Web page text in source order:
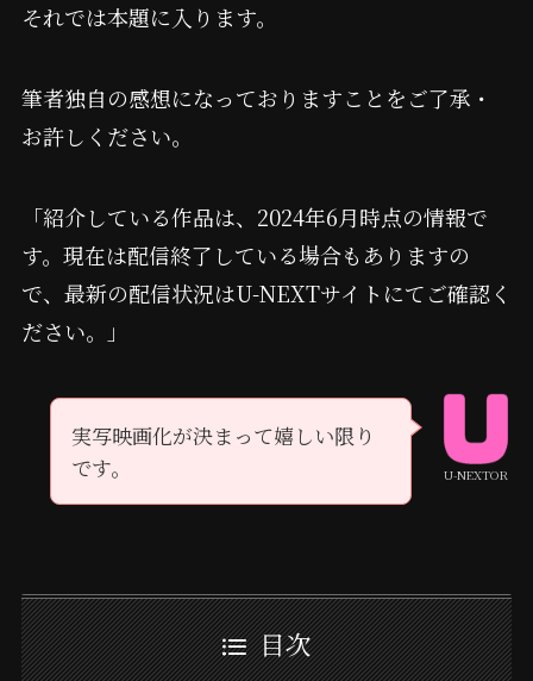
それでは本題に入ります。
筆者独自の感想になっておりますことをご了承・
お許しください。
「紹介している作品は、2024年6月時点の情報で
す。現在は配信終了している場合もありますの
で、最新の配信状況はU-NEXTサイトにてご確認く
ださい。」
U-NEXTOR
実写映画化が決まって嬉しい限り
です。
目次